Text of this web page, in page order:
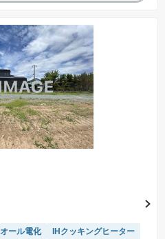
オール電化
IHクッキングヒーター